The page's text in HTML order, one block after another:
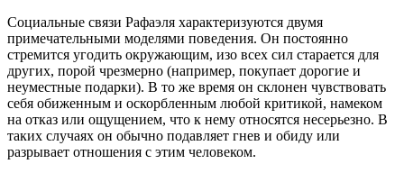
Социальные связи Рафаэля характеризуются двумя
примечательными моделями поведения. Он постоянно
стремится угодить окружающим, изо всех сил старается для
других, порой чрезмерно (например, покупает дорогие и
неуместные подарки). В то же время он склонен чувствовать
себя обиженным и оскорбленным любой критикой, намеком
на отказ или ощущением, что к нему относятся несерьезно. В
таких случаях он обычно подавляет гнев и обиду или
разрывает отношения с этим человеком.